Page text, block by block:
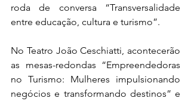
roda de conversa “Transversalidade
entre educação, cultura e turismo”.
No Teatro João Ceschiatti, acontecerão
as mesas-redondas “Empreendedoras
no Turismo: Mulheres impulsionando
negócios e transformando destinos” e